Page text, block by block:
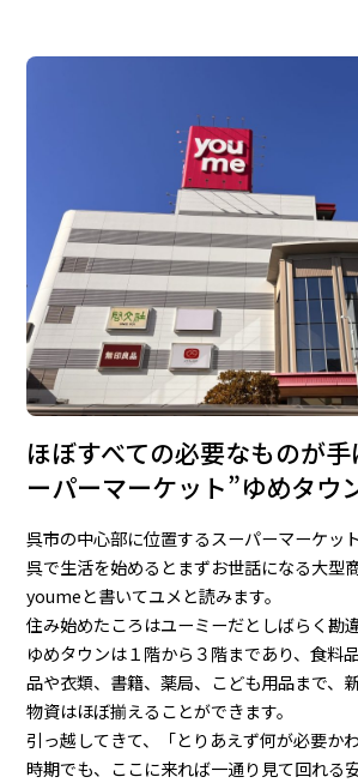
ほぼすべての必要なものが
ーパーマーケット”ゆめタウ
呉市の中心部に位置するスーパーマーケッ
呉で生活を始めるとまずお世話になる大型
youmeと書いてユメと読みます。
住み始めたころはユーミーだとしばらく勘
ゆめタウンは１階から３階まであり、食料
品や衣類、書籍、薬局、こども用品まで、
物資はほぼ揃えることができます。
引っ越してきて、「とりあえず何が必要か
時期でも、ここに来れば一通り見て回れる